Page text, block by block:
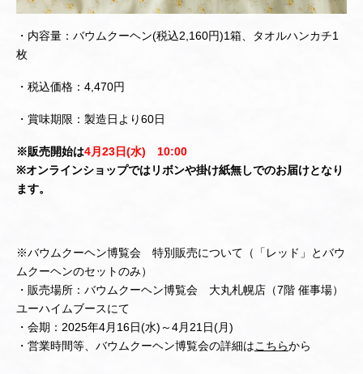
・内容量：バウムクーヘン(税込2,160円)1箱、タオルハンカチ1
枚
・税込価格：4,470円
・賞味期限：製造日より60日
※販売開始は4月23日(水) 10:00
※オンラインショップではリボンや掛け紙無しでのお届けとなり
ます。
※バウムクーヘン博覧会 特別販売について（「レッド」とバウ
ムクーヘンのセットのみ）
・販売場所：バウムクーヘン博覧会 大丸札幌店（7階 催事場）
ユーハイムブースにて
・会期：2025年4月16日(水)～4月21日(月)
・営業時間等、バウムクーヘン博覧会の詳細はこちらから